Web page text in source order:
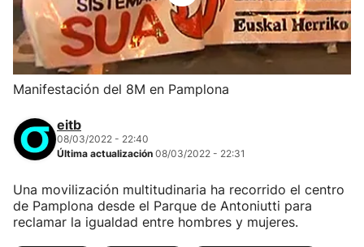
Manifestación del 8M en Pamplona
eitb
08/03/2022 - 22:40
Última actualización 08/03/2022 - 22:31
Una movilización multitudinaria ha recorrido el centro
de Pamplona desde el Parque de Antoniutti para
reclamar la igualdad entre hombres y mujeres.